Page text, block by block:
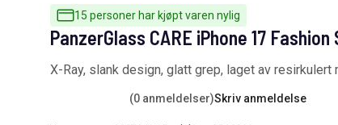
15 personer har kjøpt varen nylig
PanzerGlass CARE iPhone 17
X-Ray, slank design, glatt grep, laget av resirkulert
(0 anmeldelser)Skriv anmeldelse